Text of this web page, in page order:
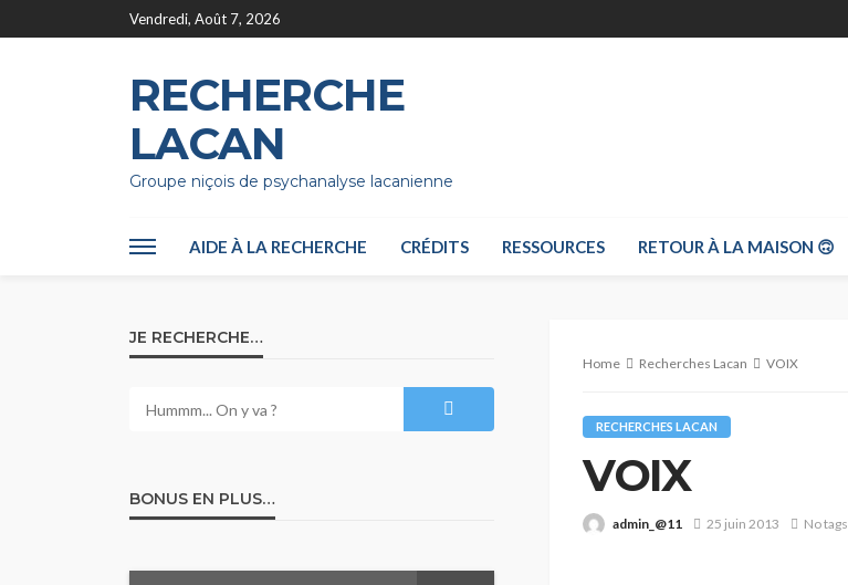
Vendredi, Août 7, 2026
RECHERCHE
LACAN
Groupe niçois de psychanalyse lacanienne
AIDE À LA RECHERCHE CRÉDITS RESSOURCES RETOUR À LA MAISON 🙃
Home Recherches Lacan VOIX
RECHERCHES LACAN
VOIX
admin_@11 25 juin 2013 No tags
JE RECHERCHE…
BONUS EN PLUS…